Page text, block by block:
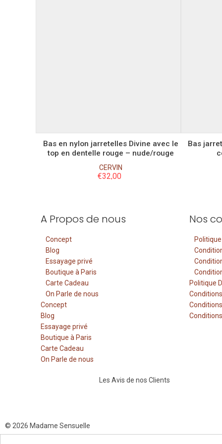
Bas en nylon jarretelles Divine avec le
top en dentelle rouge – nude/rouge
CERVIN
€32,00
Bas
A Propos de nous
Concept
Blog
Essayage privé
Boutique à Paris
Carte Cadeau
On Parle de nous
Concept
Blog
Essayage privé
Boutique à Paris
Carte Cadeau
On Parle de nous
Nos
Politique
Les Avis de nos Clients
© 2026 Madame Sensuelle